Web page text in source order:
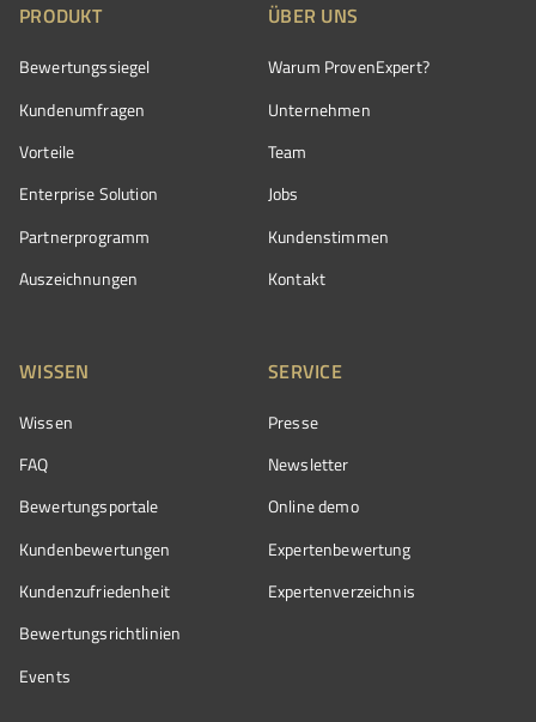
PRODUKT
Bewertungssiegel
Kundenumfragen
Vorteile
Enterprise Solution
Partnerprogramm
Auszeichnungen
ÜBER UNS
Warum ProvenExpert?
Unternehmen
Team
Jobs
Kundenstimmen
Kontakt
WISSEN
Wissen
FAQ
Bewertungsportale
Kundenbewertungen
Kundenzufriedenheit
Bewertungs­richtlinien
Events
SERVICE
Presse
Newsletter
Online demo
Expertenbewertung
Expertenverzeichnis